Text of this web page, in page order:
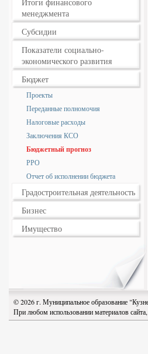
менеджмента
Субсидии
Показатели социально-
экономического развития
Бюджет
Проекты
Переданные полномочия
Налоговые расходы
Заключения КСО
Бюджетный прогноз
РРО
Отчет об исполнении бюджета
Градостроительная деятельность
Бизнес
Имущество
© 2026 г. Муниципальное образование
При любом использовании материалов